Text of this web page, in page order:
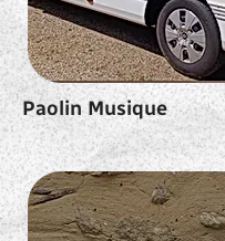
Paolin Musique